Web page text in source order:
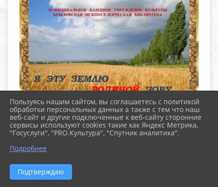
Пользуясь нашим сайтом, вы соглашаетесь с политикой
обработки персональных данных а также с тем что наш
веб-сайт и другие подключенные к веб-сайту сторонние
сервисы используют cookies такие как Яндекс Метрика,
"Госуслуги", "PRO.Культура", "Спутник аналитика".
Подробнее
Подтверждаю